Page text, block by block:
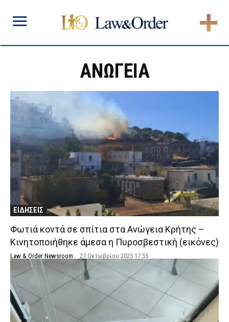
ΑΝΩΓΕΙΑ
ΕΙΔΗΣΕΙΣ
Φωτιά κοντά σε σπίτια στα Ανώγεια Κρήτης –
Κινητοποιήθηκε άμεσα η Πυροσβεστική (εικόνες)
Law & Order Newsroom - 27 Οκτωβρίου 2025 17:55